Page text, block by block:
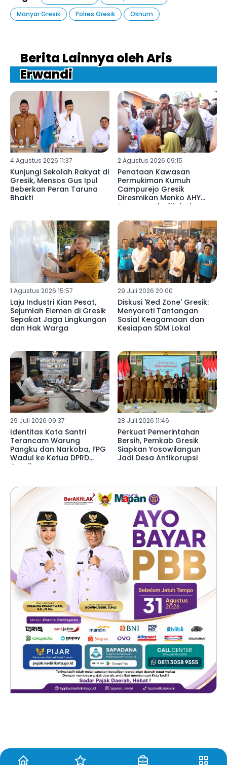
Manyar Gresik
Polres Gresik Oknum
Berita Lainnya oleh Aris
Erwandi
4 Agustus 2026 11:37
Kunjungi Sekolah Rakyat di
Gresik, Mensos Gus Ipul
Beberkan Peran Taruna
Bhakti
2 Agustus 2026 09:15
Penataan Kawasan
Permukiman Kumuh
Campurejo Gresik
Diresmikan Menko AHY
Bersama Khofifah dan
1 Agustus 2026 15:57
Laju Industri Kian Pesat,
Sejumlah Elemen di Gresik
Sepakat Jaga Lingkungan
dan Hak Warga
29 Juli 2026 20:00
Diskusi 'Red Zone' Gresik:
Menyoroti Tantangan
Sosial Keagamaan dan
Kesiapan SDM Lokal
29 Juli 2026 09:37
Identitas Kota Santri
Terancam Warung
Pangku dan Narkoba, FPG
Wadul ke Ketua DPRD
Gresik
28 Juli 2026 11:46
Perkuat Pemerintahan
Bersih, Pemkab Gresik
Siapkan Yosowilangun
Jadi Desa Antikorupsi